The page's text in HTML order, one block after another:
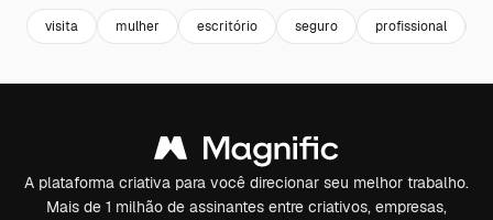
visita mulher escritório seguro profissional
A plataforma criativa para você direcionar seu melhor trabalho.
Mais de 1 milhão de assinantes entre criativos, empresas,